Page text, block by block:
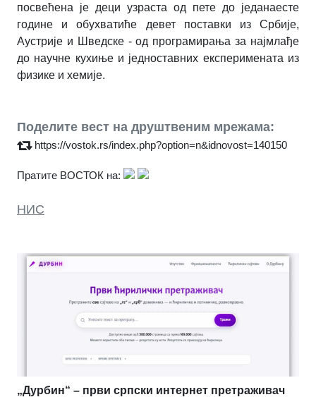
посвећена је деци узраста од пете до једанаесте
године и обухватиће девет поставки из Србије,
Аустрије и Шведске - од програмирања за најмлађе
до научне кухиње и једноставних експеримената из
физике и хемије.
Поделите вест на друштвеним мрежама:
https://vostok.rs/index.php?option=n&idnovost=140150
Пратите ВОСТОК на:
НИС
„Дурбин“ – први српски интернет претраживач